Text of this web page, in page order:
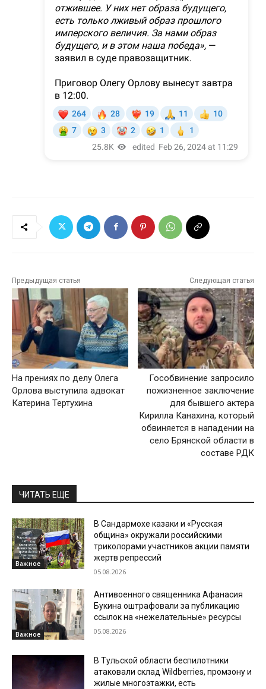
Предыдущая статья
На прениях по делу Олега
Орлова выступила адвокат
Катерина Тертухина
Следующая статья
Гособвинение запросило
пожизненное заключение
для бывшего актера
Кирилла Канахина, который
обвиняется в нападении на
село Брянской области в
составе РДК
ЧИТАТЬ ЕЩЕ
Важное
В Сандармохе казаки и «Русская
община» окружали российскими
триколорами участников акции памяти
жертв репрессий
05.08.2026
Важное
Антивоенного священника Афанасия
Букина оштрафовали за публикацию
ссылок на «нежелательные» ресурсы
05.08.2026
В Тульской области беспилотники
атаковали склад Wildberries, промзону и
жилые многоэтажки, есть